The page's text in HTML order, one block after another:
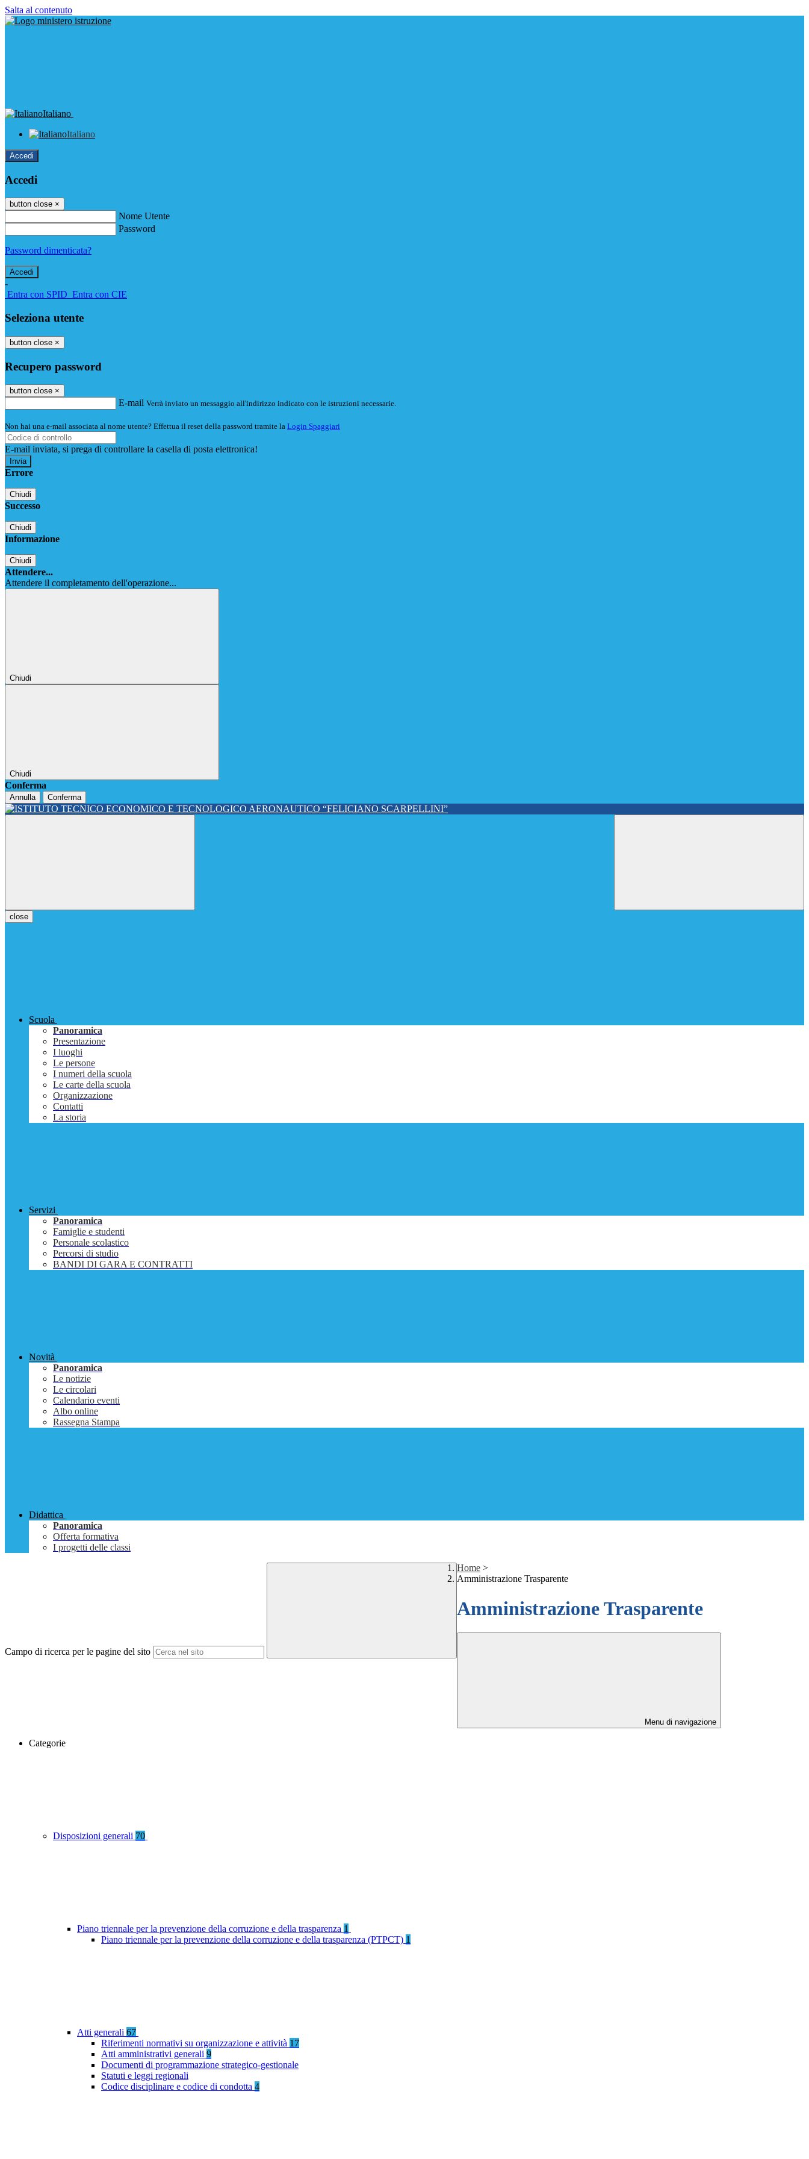
Salta al contenuto
Italiano
Italiano
Accedi
Accedi
button close ×
Nome Utente
Password
Password dimenticata?
-
Entra con SPID Entra con CIE
Seleziona utente
button close ×
Recupero password
button close ×
E-mail Verrà inviato un messaggio all'indirizzo indicato con le istruzioni necessarie.
Non hai una e-mail associata al nome utente? Effettua il reset della password tramite la Login Spaggiari
E-mail inviata, si prega di controllare la casella di posta elettronica!
Errore
Chiudi
Successo
Chiudi
Informazione
Chiudi
Attendere...
Attendere il completamento dell'operazione...
Chiudi
Chiudi
Conferma
Annulla Conferma
close
Scuola
Panoramica
Presentazione
I luoghi
Le persone
I numeri della scuola
Le carte della scuola
Organizzazione
Contatti
La storia
Servizi
Panoramica
Famiglie e studenti
Personale scolastico
Percorsi di studio
BANDI DI GARA E CONTRATTI
Novità
Panoramica
Le notizie
Le circolari
Calendario eventi
Albo online
Rassegna Stampa
Didattica
Panoramica
Offerta formativa
I progetti delle classi
Campo di ricerca per le pagine del sito
Home >
Amministrazione Trasparente
Amministrazione Trasparente
Menu di navigazione
Categorie
Disposizioni generali 70
Piano triennale per la prevenzione della corruzione e della trasparenza 1
Piano triennale per la prevenzione della corruzione e della trasparenza (PTPCT) 1
Atti generali 67
Riferimenti normativi su organizzazione e attività 17
Atti amministrativi generali 9
Documenti di programmazione strategico-gestionale
Statuti e leggi regionali
Codice disciplinare e codice di condotta 4